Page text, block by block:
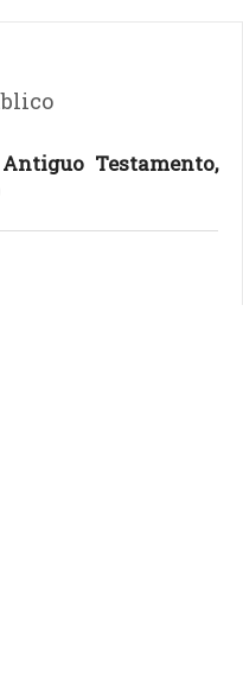
Testamento,